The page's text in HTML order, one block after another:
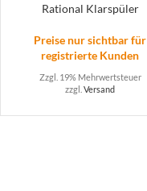
Rational Klarspüler
Preise nur sichtbar für
registrierte Kunden
Zzgl. 19% Mehrwertsteuer
zzgl.Versand